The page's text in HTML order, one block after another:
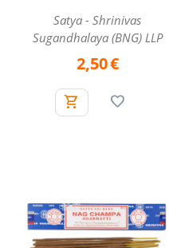
Satya - Shrinivas
Sugandhalaya (BNG) LLP
2,50€